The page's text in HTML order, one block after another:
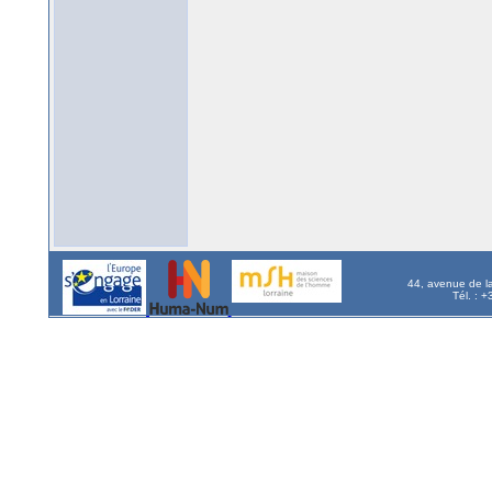
44, avenue de
Tél. :